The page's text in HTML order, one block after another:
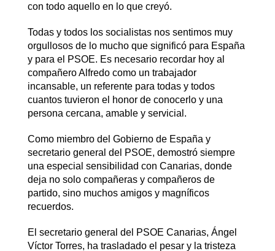
con todo aquello en lo que creyó.
Todas y todos los socialistas nos sentimos muy
orgullosos de lo mucho que significó para España
y para el PSOE. Es necesario recordar hoy al
compañero Alfredo como un trabajador
incansable, un referente para todas y todos
cuantos tuvieron el honor de conocerlo y una
persona cercana, amable y servicial.
Como miembro del Gobierno de España y
secretario general del PSOE, demostró siempre
una especial sensibilidad con Canarias, donde
deja no solo compañeras y compañeros de
partido, sino muchos amigos y magníficos
recuerdos.
El secretario general del PSOE Canarias, Ángel
Víctor Torres, ha trasladado el pesar y la tristeza